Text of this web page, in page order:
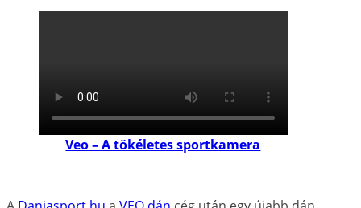
Veo – A tökéletes sportkamera